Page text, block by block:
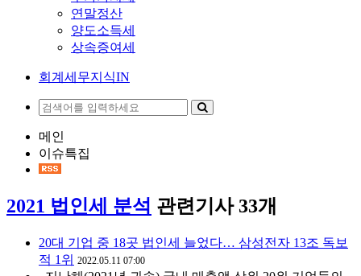
연말정산
양도소득세
상속증여세
회계세무지식IN
메인
이슈특집
2021 법인세 분석 관련기사 33개
20대 기업 중 18곳 법인세 늘었다… 삼성전자 13조 독보
적 1위 2022.05.11 07:00